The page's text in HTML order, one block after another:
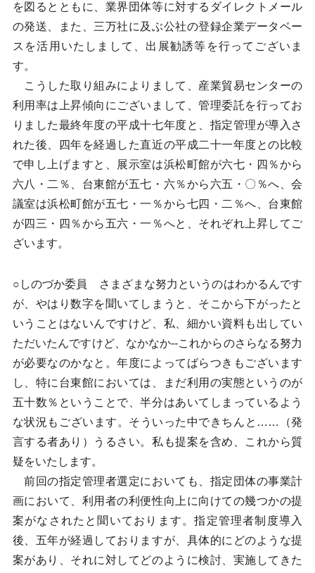
を図るとともに、業界団体等に対するダイレクトメール
の発送、また、三万社に及ぶ公社の登録企業データベー
スを活用いたしまして、出展勧誘等を行ってございま
す。
こうした取り組みによりまして、産業貿易センターの
利用率は上昇傾向にございまして、管理委託を行ってお
りました最終年度の平成十七年度と、指定管理が導入さ
れた後、四年を経過した直近の平成二十一年度との比較
で申し上げますと、展示室は浜松町館が六七・四％から
六八・二％、台東館が五七・六％から六五・〇％へ、会
議室は浜松町館が五七・一％から七四・二％へ、台東館
が四三・四％から五六・一％へと、それぞれ上昇してご
ざいます。
○しのづか委員 さまざまな努力というのはわかるんです
が、やはり数字を聞いてしまうと、そこから下がったと
いうことはないんですけど、私、細かい資料も出してい
ただいたんですけど、なかなか--これからのさらなる努力
が必要なのかなと。年度によってばらつきもございます
し、特に台東館においては、まだ利用の実態というのが
五十数％ということで、半分はあいてしまっているよう
な状況もございます。そういった中できちんと……（発
言する者あり）うるさい。私も提案を含め、これから質
疑をいたします。
前回の指定管理者選定においても、指定団体の事業計
画において、利用者の利便性向上に向けての幾つかの提
案がなされたと聞いております。指定管理者制度導入
後、五年が経過しておりますが、具体的にどのような提
案があり、それに対してどのように検討、実施してきた